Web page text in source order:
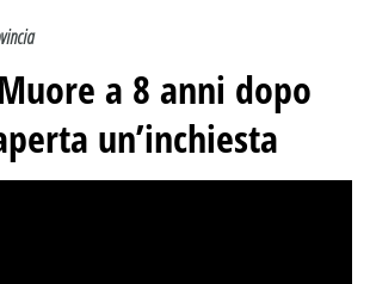
a 8 anni dopo
un’inchiesta